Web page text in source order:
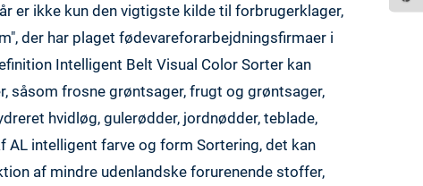
er ikke kun den vigtigste kilde til forbrugerklager,
der har plaget fødevareforarbejdningsfirmaer i
Intelligent Belt Visual Color Sorter kan
såsom frosne grøntsager, frugt og grøntsager,
hvidløg, gulerødder, jordnødder, teblade,
AL intelligent farve og form Sortering, det kan
af mindre udenlandske forurenende stoffer,